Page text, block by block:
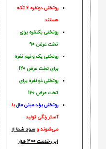
روتختی دونفره 6 تکه
هستند
روتختی یکنفره برای
تخت عرض 90
روتختی یک و نیم نفره
برای تخت عرض 120
روتختی دو نفره برای
تخت عرض 160
روتختی‌ برند مینی مالبا
آستر رنگی تولید
می‌شوند و سود شما از
این خدمت 300 هزار